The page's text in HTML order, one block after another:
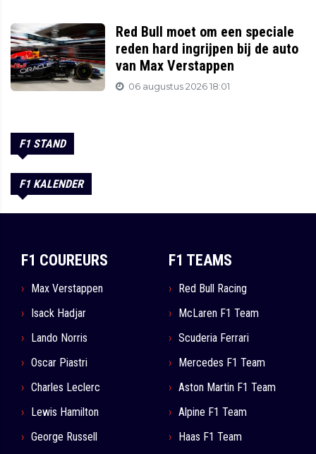
Red Bull moet om een speciale
reden hard ingrijpen bij de auto
van Max Verstappen
06 augustus 2026 18:01
F1 STAND
F1 KALENDER
F1 COUREURS
Max Verstappen
Isack Hadjar
Lando Norris
Oscar Piastri
Charles Leclerc
Lewis Hamilton
George Russell
F1 TEAMS
Red Bull Racing
McLaren F1 Team
Scuderia Ferrari
Mercedes F1 Team
Aston Martin F1 Team
Alpine F1 Team
Haas F1 Team